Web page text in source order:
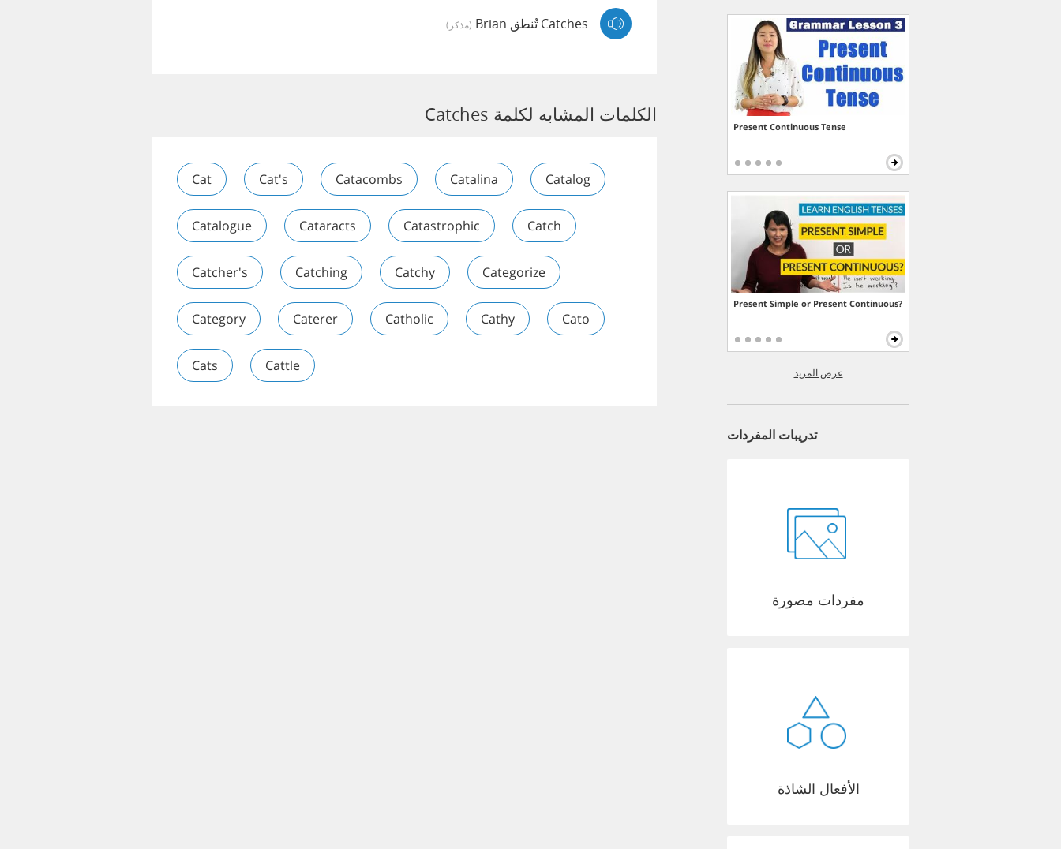
Catches تُنطق Brian (مذكر)
الكلمات المشابه لكلمة Catches
Cat Cat's Catacombs Catalina Catalog
Catalogue Cataracts Catastrophic Catch
Catcher's Catching Catchy Categorize
Category Caterer Catholic Cathy Cato
Cats Cattle
Present Continuous Tense
Present Simple or Present Continuous?
عرض المزيد
تدريبات المفردات
مفردات مصورة
الأفعال الشاذة